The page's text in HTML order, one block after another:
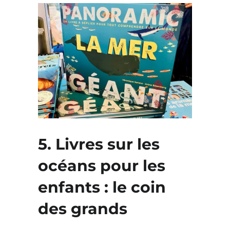
5. Livres sur les
océans pour les
enfants : le coin
des grands